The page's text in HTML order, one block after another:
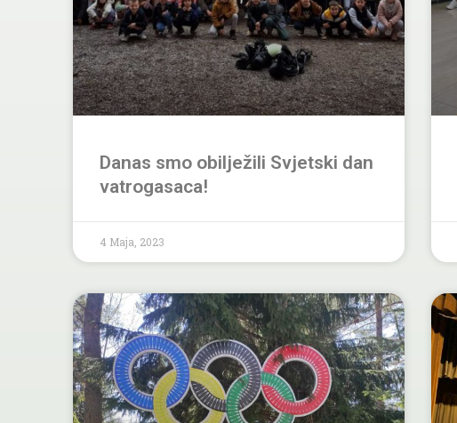
Danas smo obilježili Svjetski dan
vatrogasaca!
4 Maja, 2023